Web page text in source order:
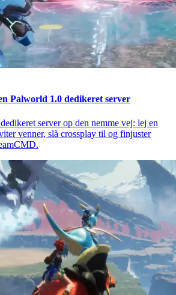
Palworld 1.0 dedikeret server
server op den nemme vej: lej en
venner, slå crossplay til og finjuster